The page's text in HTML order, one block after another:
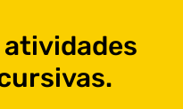
atividades